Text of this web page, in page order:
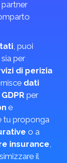
, puoi
per
di perizia
dati
per
e
tu proponga
o a
insurance,
il